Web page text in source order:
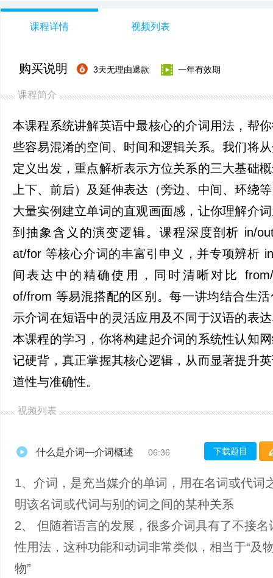
课程详情 视频列表
购买说明 3天无理由退款 一年有效期
课程简介
本课程系统讲解英语中最核心的介词用法，帮
些容易混淆的空间、时间和逻辑关系。我们将
定义出发，重点解析表示方位关系的三大基础
上下、前后）及延伸表达（旁边、中间、环绕
大量实例建立单词的直观画面感，让你理解介
到抽象含义的演变逻辑。课程深度剖析 in/
at/for 等核心介词的丰富引申义，并专项辨析
间表达中的精确使用，同时清晰对比 from/
of/from 等易混搭配的区别。每一讲均结合生
示介词在短语中的灵活应用及不同于汉语的表
本课程的学习，你将构建起介词的系统性认知
记硬背，真正掌握其核心逻辑，从而显著提升
道性与准确性。
视频列表
什么是介词—介词概述 06:36 下载题目
1、介词，是充当媒介的单词，用在名词或代词
明该名词或代词与别的词之间的某种关系
2、 但随着语言的发展，很多介词具有了不接名
性用法，这种功能和动词非常类似，相当于“及
物”